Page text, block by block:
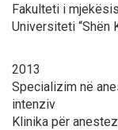
Fakulteti i
Universiteti “Shën
2013
Specializim në
intenziv
Klinika për